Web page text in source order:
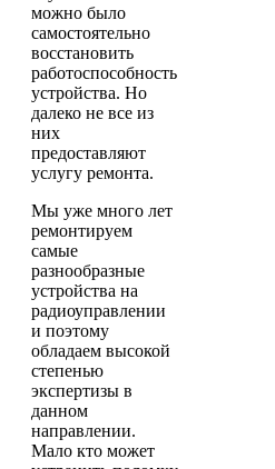
можно было
самостоятельно
восстановить
работоспособность
устройства. Но
далеко не все из
них
предоставляют
услугу ремонта.
Мы уже много лет
ремонтируем
самые
разнообразные
устройства на
радиоуправлении
и поэтому
обладаем высокой
степенью
экспертизы в
данном
направлении.
Мало кто может